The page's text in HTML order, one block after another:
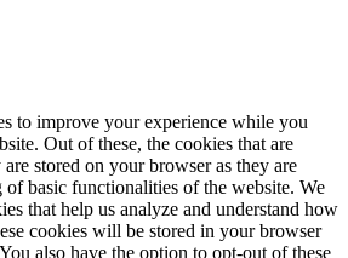
to improve your experience while you
Out of these, the cookies that are
are stored on your browser as they are
basic functionalities of the website. We
that help us analyze and understand how
cookies will be stored in your browser
also have the option to opt-out of these